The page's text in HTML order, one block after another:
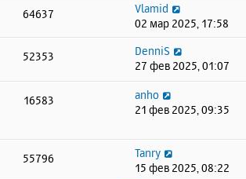
64637
Vlamid
02 мар 2025, 17:58
52353
DenniS
27 фев 2025, 01:07
16583
anho
21 фев 2025, 09:35
55796
Tanry
15 фев 2025, 08:22